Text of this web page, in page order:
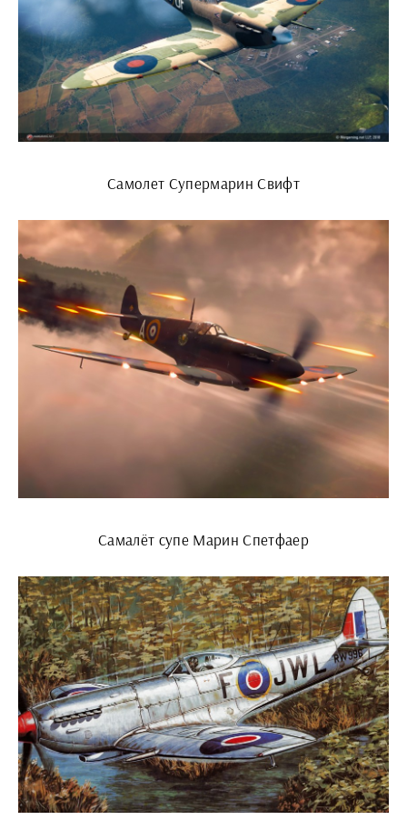
Самолет Супермарин Свифт
Самалёт супе Марин Спетфаер